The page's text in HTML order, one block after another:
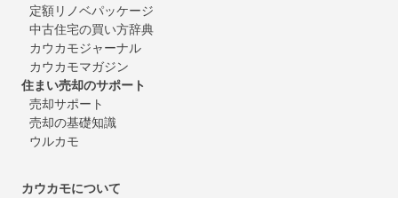
定額リノベパッケージ
中古住宅の買い方辞典
カウカモジャーナル
カウカモマガジン
住まい売却のサポート
売却サポート
売却の基礎知識
ウルカモ
カウカモについて